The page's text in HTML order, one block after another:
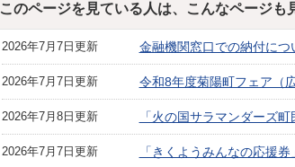
このページを見ている人は、こんなページも
2026年7月7日更新 金融機関窓口での納付につ
2026年7月7日更新 令和8年度菊陽町フェア（
2026年7月8日更新 「火の国サラマンダーズ
2026年7月7日更新 「きくようみんなの応援